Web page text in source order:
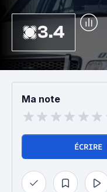
3.4
Ma note
ÉCRIRE